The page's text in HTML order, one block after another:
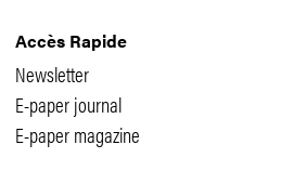
Accès Rapide
Newsletter
E-paper journal
E-paper magazine